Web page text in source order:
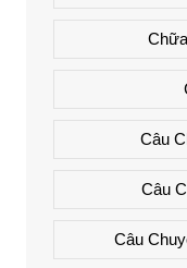
Câu
Câu
Câu